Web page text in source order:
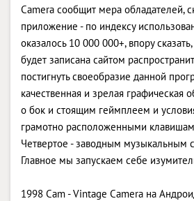
Camera сообщит мера обладателей,
приложение - по индексу
оказалось 10 000 000+, впору
будет записана сайтом
постигнуть своеобразие данной
качественная и зрелая графическая
о бок и стоящим геймплеем и
грамотно расположенными
Четвертое - заводным музыкальным
Главное мы запускаем себе
1998 Cam - Vintage Camera на